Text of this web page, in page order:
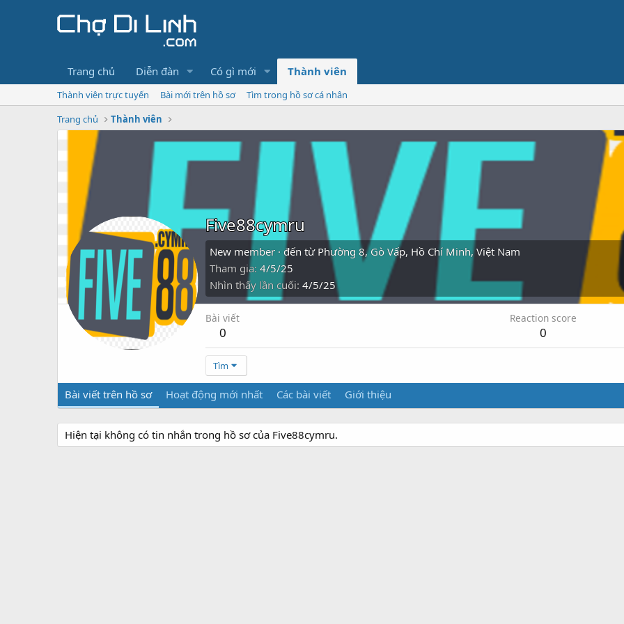
Trang chủ Diễn đàn Có gì mới Thành viên
Thành viên trực tuyến Bài mới trên hồ sơ
Tìm trong hồ sơ cá nhân
Trang chủ
Thành viên
Five88cymru
New member · đến từ Phường 8, Gò Vấp, Hồ Chí Minh, Việt Nam
Tham gia 4/5/25
Nhìn thấy lần cuối 4/5/25
Bài viết
0
Reaction score
0
Tìm
Bài viết trên hồ sơ Hoạt động mới nhất Các bài viết Giới thiệu
Hiện tại không có tin nhắn trong hồ sơ của Five88cymru.